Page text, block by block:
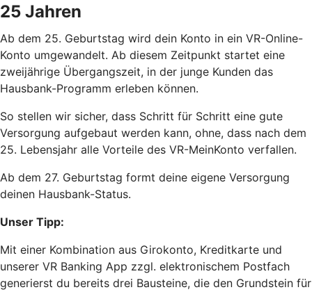
25 Jahren
Ab dem 25. Geburtstag wird dein Konto in ein VR-Online-
Konto umgewandelt. Ab diesem Zeitpunkt startet eine
zweijährige Übergangszeit, in der junge Kunden das
Hausbank-Programm erleben können.
So stellen wir sicher, dass Schritt für Schritt eine gute
Versorgung aufgebaut werden kann, ohne, dass nach dem
25. Lebensjahr alle Vorteile des VR-MeinKonto verfallen.
Ab dem 27. Geburtstag formt deine eigene Versorgung
deinen Hausbank-Status.
Unser Tipp:
Mit einer Kombination aus Girokonto, Kreditkarte und
unserer VR Banking App zzgl. elektronischem Postfach
generierst du bereits drei Bausteine, die den Grundstein für